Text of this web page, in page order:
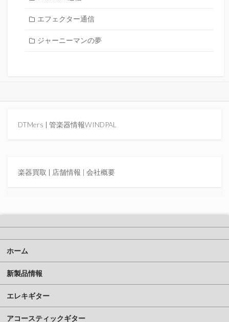
エフェクター通信
ジャーニーマンの夢
DTMers | 管楽器情報WINDPAL
楽器買取 | 店舗情報 | 会社概要
ホーム
新製品情報
エレキギター
アコースティックギター